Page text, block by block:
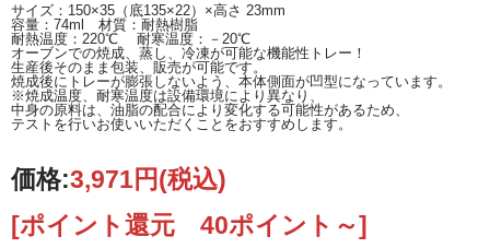
サイズ：150×35（底135×22）×高さ 23mm
容量：74ml 材質：耐熱樹脂
耐熱温度：220℃ 耐寒温度：－20℃
オーブンでの焼成、蒸し、冷凍が可能な機能性トレー！
生産後そのまま包装、販売が可能です。
焼成後にトレーが膨張しないよう、本体側面が凹型になっています。
※焼成温度、耐寒温度は設備環境により異なり、
中身の原料は、油脂の配合により変化する可能性があるため、
テストを行いお使いいただくことをおすすめします。
価格:3,971円(税込)
[ポイント還元 40ポイント～]